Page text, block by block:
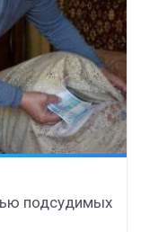
подсудимых